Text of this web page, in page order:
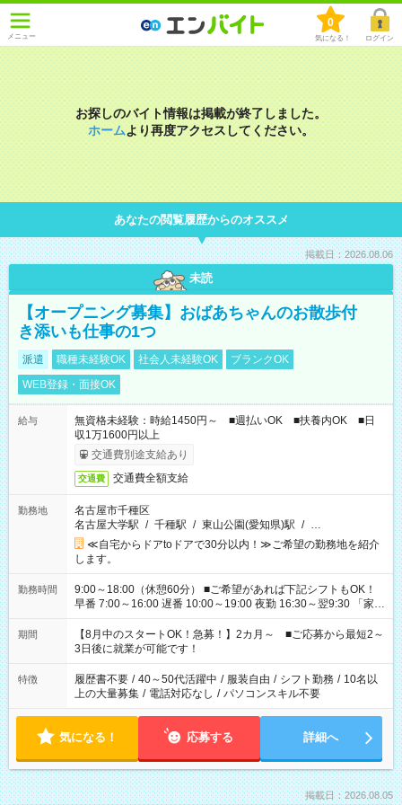
メニュー
0
気になる！ ログイン
お探しのバイト情報は掲載が終了しました。
ホームより再度アクセスしてください。
あなたの閲覧履歴からのオススメ
掲載日：2026.08.06
未読
【オープニング募集】おばあちゃんのお散歩付
き添いも仕事の1つ
派遣 職種未経験OK 社会人未経験OK
ブランクOK
WEB登録・面接OK
給与
無資格未経験：時給1450円～ ■週払いOK ■扶養内OK ■日
収1万1600円以上
交通費別途支給あり
交通費 交通費全額支給
勤務地
名古屋市千種区
名古屋大学駅 / 千種駅 / 東山公園(愛知県)駅 / …
≪自宅からドアtoドアで30分以内！≫ご希望の勤務地を紹介
します。
勤務時間
9:00～18:00（休憩60分） ■ご希望があれば下記シフトもOK！
早番 7:00～16:00 遅番 10:00～19:00 夜勤 16:30～翌9:30 「家族
と休みを合わせたい」 「余裕を持って夕飯の準備がしたい」
「できれば残業はしたくない」 など、ご希望を教えてください
ね。 ※Wワーク希望の方へ 今ご覧のお仕事で希望する勤務時間
と、もう1つのお仕事の勤務時間。 合計で週40時間を超える場
合は応募できません。
期間
【8月中のスタートOK！急募！】2カ月～ ■ご応募から最短2～
3日後に就業が可能です！
特徴 履歴書不要 / 40～50代活躍中 / 服装自由 / シフト勤務 / 10名以
上の大量募集 / 電話対応なし / パソコンスキル不要
気になる！ 応募する 詳細へ
掲載日：2026.08.05